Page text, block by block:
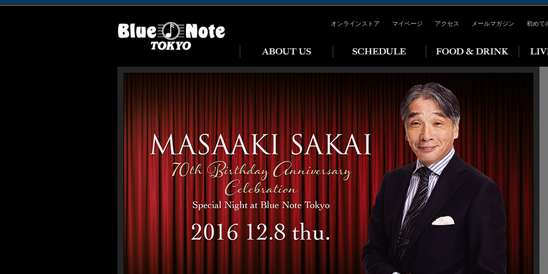
オンラインストア マイページ アクセス メールマガジン 初めて